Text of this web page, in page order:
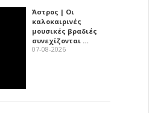
Άστρος | Οι
καλοκαιρινές
μουσικές βραδιές
συνεχίζονται …
07-08-2026